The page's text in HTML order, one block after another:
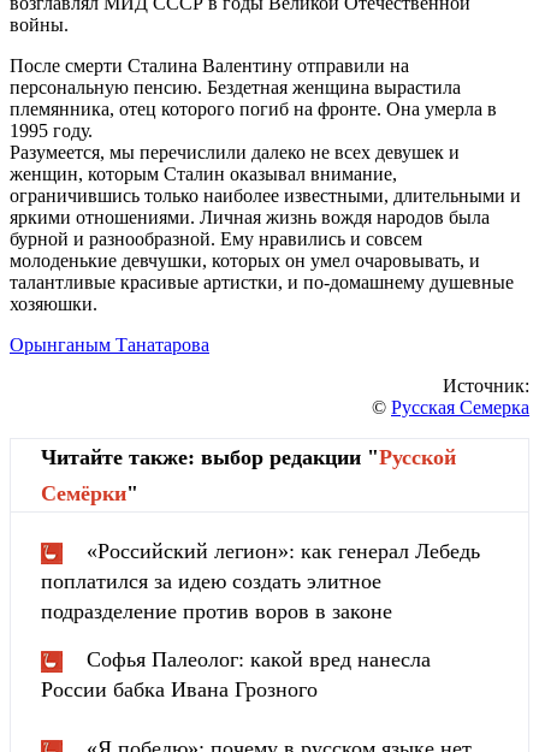
войны.
После смерти Сталина Валентину отправили на
персональную пенсию. Бездетная женщина вырастила
племянника, отец которого погиб на фронте. Она умерла в
1995 году.
Разумеется, мы перечислили далеко не всех девушек и
женщин, которым Сталин оказывал внимание,
ограничившись только наиболее известными, длительными и
яркими отношениями. Личная жизнь вождя народов была
бурной и разнообразной. Ему нравились и совсем
молоденькие девчушки, которых он умел очаровывать, и
талантливые красивые артистки, и по-домашнему душевные
хозяюшки.
Орынганым Танатарова
Источник:
© Русская Семерка
Читайте также: выбор редакции "Русской
Cемёрки"
«Российский легион»: как генерал Лебедь
поплатился за идею создать элитное
подразделение против воров в законе
Софья Палеолог: какой вред нанесла
России бабка Ивана Грозного